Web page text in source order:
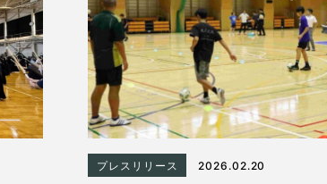
プレスリリース 2026.02.20